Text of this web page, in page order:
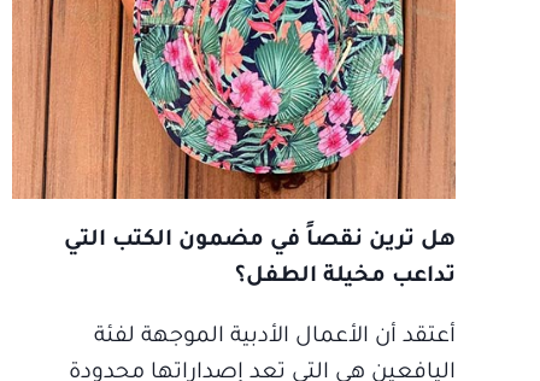
هل ترين نقصاً في مضمون الكتب التي
تداعب مخيلة الطفل؟
أعتقد أن الأعمال الأدبية الموجهة لفئة
اليافعين هي التي تعد إصداراتها محدودة